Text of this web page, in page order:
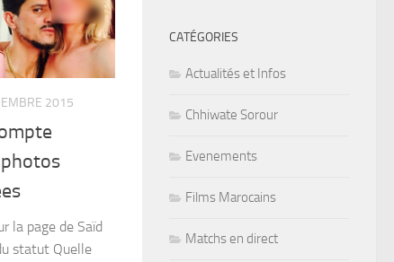
2015
page de Saïd
statut Quelle
CATÉGORIES
Actualités et Infos
Chhiwate Sorour
Evenements
Films Marocains
Matchs en direct